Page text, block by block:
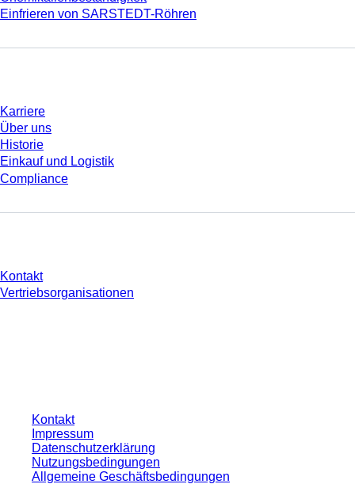
Einfrieren von SARSTEDT-Röhren
Karriere
Über uns
Historie
Einkauf und Logistik
Compliance
Kontakt
Vertriebsorganisationen
Kontakt
Impressum
Datenschutzerklärung
Nutzungsbedingungen
Allgemeine Geschäftsbedingungen